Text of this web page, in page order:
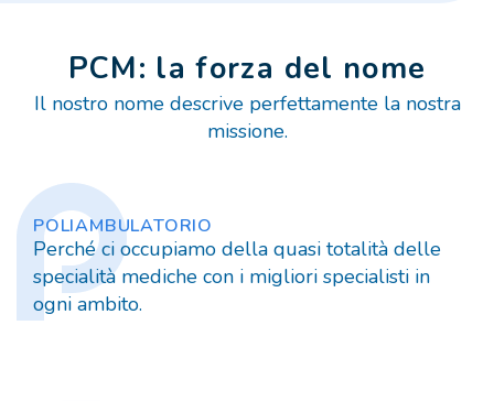
PCM: la forza del nome
Il nostro nome descrive perfettamente la nostra
missione.
POLIAMBULATORIO
Perché ci occupiamo della quasi totalità delle
specialità mediche con i migliori specialisti in
ogni ambito.